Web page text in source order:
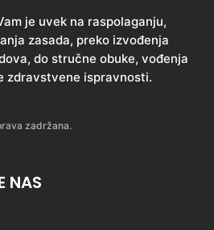
je uvek na raspolaganju,
zasada, preko izvođenja
do stručne obuke, vođenja
zdravstvene ispravnosti.
zadržana.
NAS